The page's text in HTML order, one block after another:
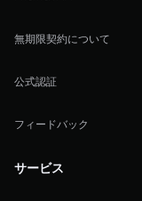
無期限契約について
公式認証
フィードバック
サービス